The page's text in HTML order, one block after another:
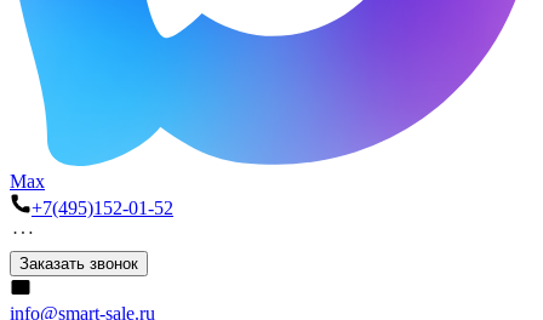
Max
+7(495)152-01-52
Заказать звонок
info@smart-sale.ru